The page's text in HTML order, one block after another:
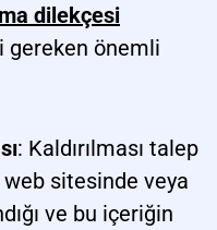
dilekçesi
gereken önemli
: Kaldırılması talep
sitesinde veya
ve bu içeriğin